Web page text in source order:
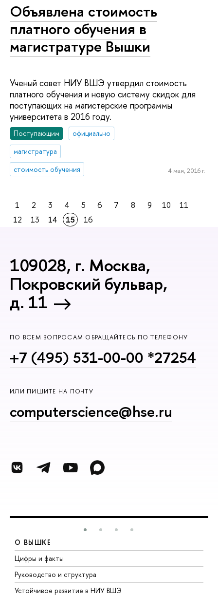
Объявлена стоимость
платного обучения в
магистратуре Вышки
Ученый совет НИУ ВШЭ утвердил стоимость
платного обучения и новую систему скидок для
поступающих на магистерские программы
университета в 2016 году.
Поступающим
официально
магистратура
стоимость обучения
4 мая, 2016 г.
1 2 3 4 5 6 7 8 9 10
11
12
13 14 15 16
109028, г. Москва,
Покровский бульвар,
д. 11
ПО ВСЕМ ВОПРОСАМ ОБРАЩАЙТЕСЬ ПО ТЕЛЕФОНУ
+7 (495) 531-00-00 *27254
ИЛИ ПИШИТЕ НА ПОЧТУ
computerscience@hse.ru
О ВЫШКЕ
Цифры и факты
Руководство и структура
Устойчивое развитие в НИУ ВШЭ